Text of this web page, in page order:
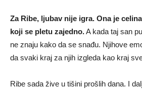
Za Ribe, ljubav nije igra. Ona je
koji se pletu zajedno.A kada taj san
ne znaju kako da se snađu. Njihove
da svaki kraj za njih izgleda kao kraj
Ribe sada žive u tišini prošlih dana. I